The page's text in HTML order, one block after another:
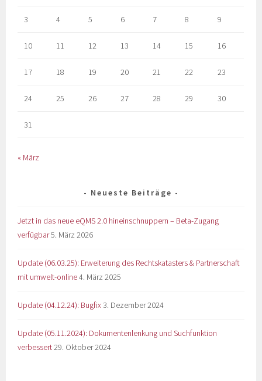
3 4 5 6 7 8 9
10 11 12 13 14 15 16
17 18 19 20 21 22 23
24 25 26 27 28 29 30
31
« März
Neueste Beiträge
Jetzt in das neue eQMS 2.0 hineinschnuppern – Beta-Zugang
verfügbar5. März 2026
Update (06.03.25): Erweiterung des Rechtskatasters & Partnerschaft
mit umwelt-online4. März 2025
Update (04.12.24): Bugfix3. Dezember 2024
Update (05.11.2024): Dokumentenlenkung und Suchfunktion
verbessert29. Oktober 2024